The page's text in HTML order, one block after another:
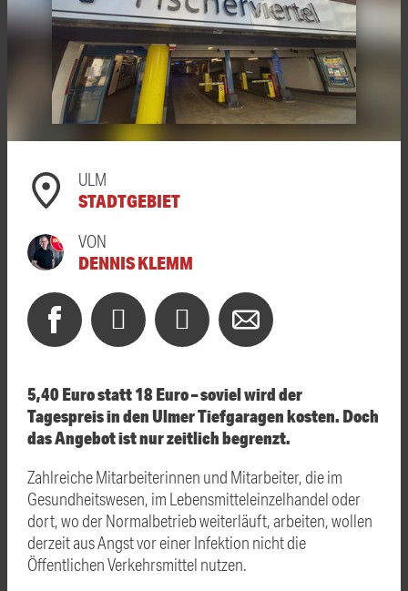
ULM
STADTGEBIET
VON
DENNIS KLEMM
5,40 Euro statt 18 Euro – soviel wird der
Tagespreis in den Ulmer Tiefgaragen kosten. Doch
das Angebot ist nur zeitlich begrenzt.
Zahlreiche Mitarbeiterinnen und Mitarbeiter, die im
Gesundheitswesen, im Lebensmitteleinzelhandel oder
dort, wo der Normalbetrieb weiterläuft, arbeiten, wollen
derzeit aus Angst vor einer Infektion nicht die
Öffentlichen Verkehrsmittel nutzen.